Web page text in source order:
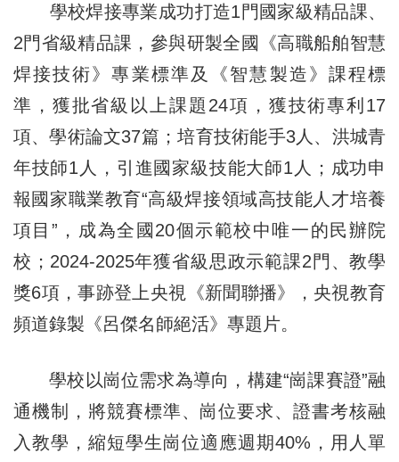
學校焊接專業成功打造1門國家級精品課、
2門省級精品課，參與研製全國《高職船舶智慧
焊接技術》專業標準及《智慧製造》課程標
準，獲批省級以上課題24項，獲技術專利17
項、學術論文37篇；培育技術能手3人、洪城青
年技師1人，引進國家級技能大師1人；成功申
報國家職業教育“高級焊接領域高技能人才培養
項目”，成為全國20個示範校中唯一的民辦院
校；2024-2025年獲省級思政示範課2門、教學
獎6項，事跡登上央視《新聞聯播》，央視教育
頻道錄製《呂傑名師絕活》專題片。
學校以崗位需求為導向，構建“崗課賽證”融
通機制，將競賽標準、崗位要求、證書考核融
入教學，縮短學生崗位適應週期40%，用人單